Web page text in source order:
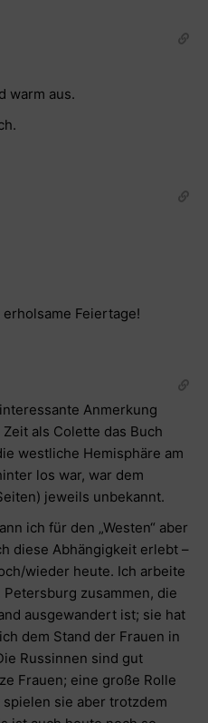
warm aus.
Feiertage!
Anmerkung
als Colette das Buch
westliche Hemisphäre am
los war, war dem
jeweils unbekannt.
ich für den „Westen“ aber
diese Abhängigkeit erlebt –
wieder heute. Ich arbeite
zusammen, die
ausgewandert ist; sie hat
dem Stand der Frauen in
Russinnen sind gut
Frauen; eine große Rolle
sie aber trotzdem